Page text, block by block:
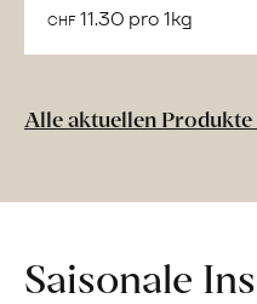
CHF 11.30 pro 1kg
Alle aktuellen Produkte
Saisonale